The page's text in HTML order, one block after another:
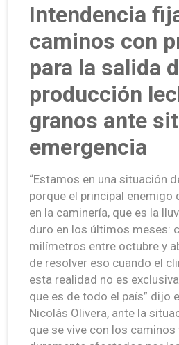
Intendencia
caminos con
para la salida
producción
granos ante
emergencia
“Estamos en una situación
porque el principal enemigo
en la caminería, que es la
duro en los últimos meses:
milímetros entre octubre y
de resolver eso cuando el
esta realidad no es
que es de todo el país” dijo
Nicolás Olivera, ante la
que se vive con los caminos